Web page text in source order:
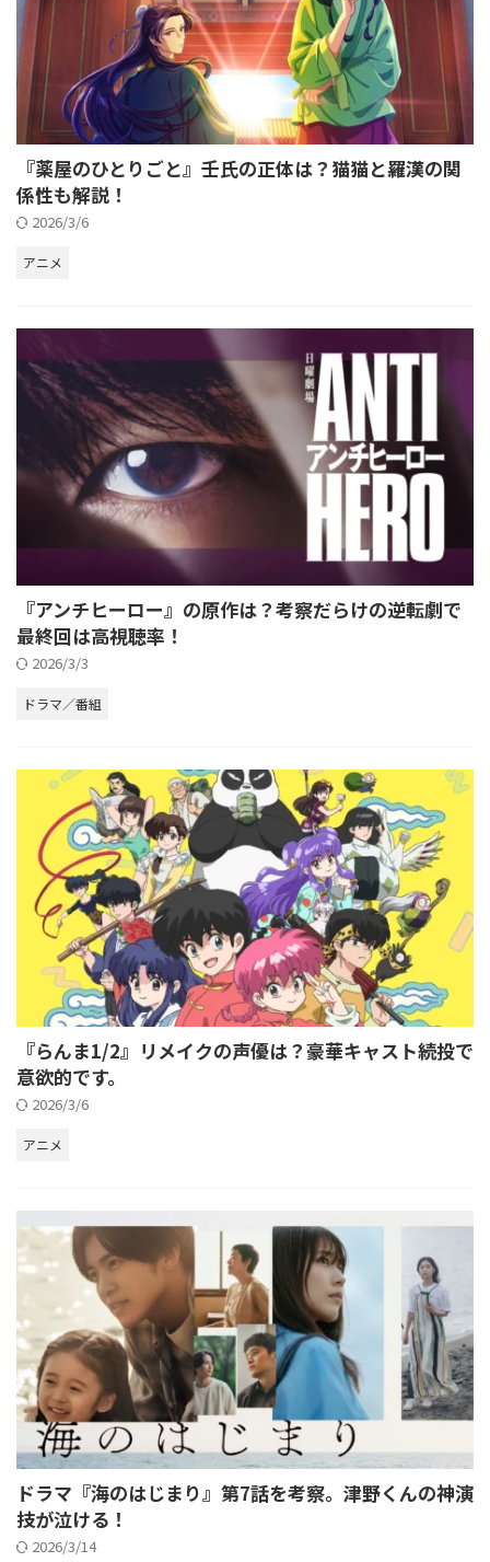
『薬屋のひとりごと』壬氏の正体は？猫猫と羅漢の関
係性も解説！
2026/3/6
アニメ
『アンチヒーロー』の原作は？考察だらけの逆転劇で
最終回は高視聴率！
2026/3/3
ドラマ／番組
『らんま1/2』リメイクの声優は？豪華キャスト続投で
意欲的です。
2026/3/6
アニメ
ドラマ『海のはじまり』第7話を考察。津野くんの神演
技が泣ける！
2026/3/14